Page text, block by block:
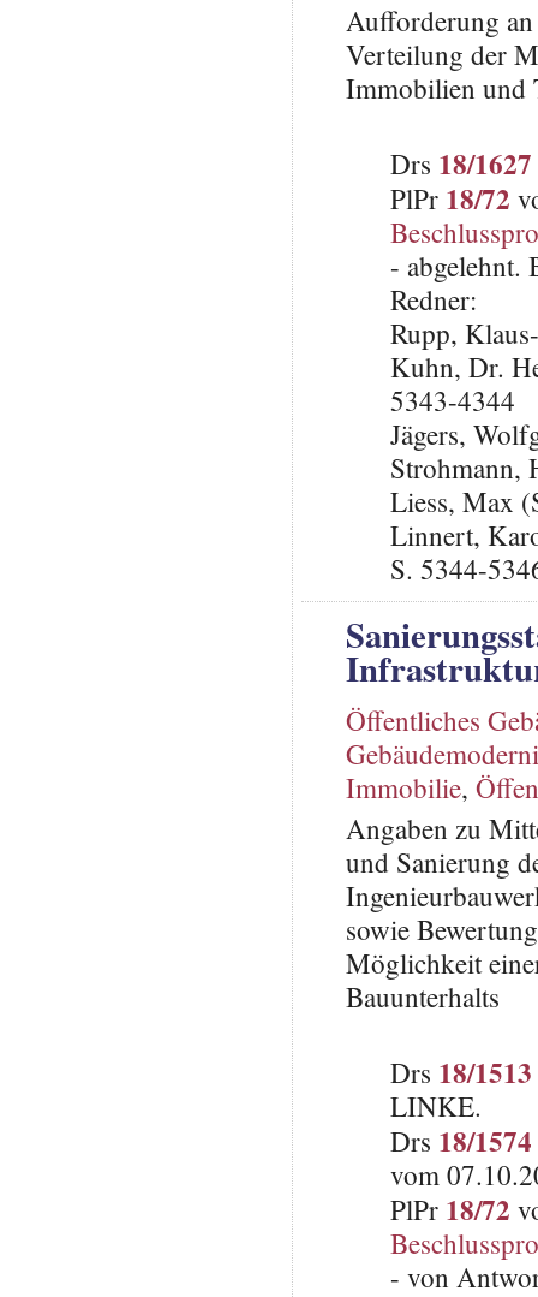
Aufforderung
Verteilung der
Immobilien und
Drs 18/1627
PlPr 18/72
- abgelehnt.
Redner:
Rupp,
Kuhn, Dr.
5343-4344
Jägers,
Strohmann,
Liess, Max
Linnert,
S. 5344-
Öffentliches
Immobilie,
Angaben zu
und Sanierung
sowie
Möglichkeit
Bauunterhalts
Drs 18/1513
LINKE.
Drs 18/1574
vom
PlPr 18/72
- von